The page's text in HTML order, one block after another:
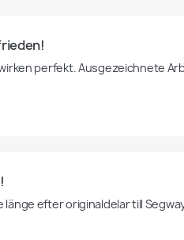
perfekt. Ausgezeichnete
länge efter originaldelar till